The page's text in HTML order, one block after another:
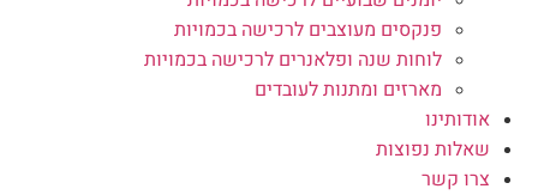
פנקסים מעוצבים לרכישה בכמויות
לוחות שנה ופלאנרים לרכישה בכמויות
מארזים ומתנות לעובדים
אודותינו
שאלות נפוצות
צרו קשר